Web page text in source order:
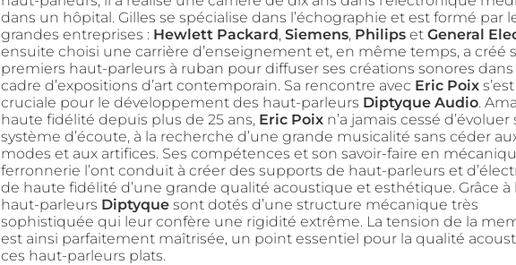
dans un hôpital. Gilles se spécialise dans l’échographie et est formé par
grandes entreprises : Hewlett Packard, Siemens, Philipset General
ensuite choisi une carrière d’enseignement et, en même temps, a créé
premiers haut-parleurs à ruban pour diffuser ses créations sonores dans
cadre d’expositions d’art contemporain. Sa rencontre avec Eric Poix
cruciale pour le développement des haut-parleurs Diptyque Audio.
haute fidélité depuis plus de 25 ans, Eric Poixn’a jamais cessé d’évoluer
système d’écoute, à la recherche d’une grande musicalité sans céder
modes et aux artifices. Ses compétences et son savoir-faire en
ferronnerie l’ont conduit à créer des supports de haut-parleurs et
de haute fidélité d’une grande qualité acoustique et esthétique. Grâce à
haut-parleurs Diptyquesont dotés d’une structure mécanique très
sophistiquée qui leur confère une rigidité extrême. La tension de la
est ainsi parfaitement maîtrisée, un point essentiel pour la qualité
ces haut-parleurs plats.